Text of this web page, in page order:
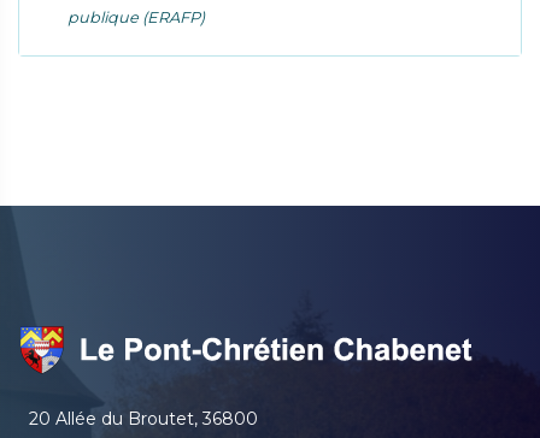
publique (ERAFP)
20 Allée du Broutet, 36800